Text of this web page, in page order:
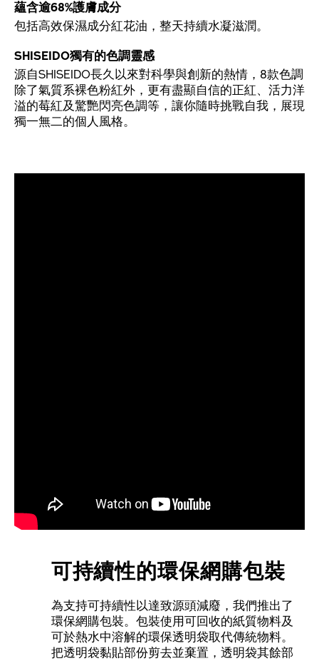
蘊含逾68%護膚成分
包括高效保濕成分紅花油，整天持續水凝滋潤。
SHISEIDO獨有的色調靈感
源自SHISEIDO長久以來對科學與創新的熱情，8款色調
除了氣質系裸色粉紅外，更有盡顯自信的正紅、活力洋
溢的莓紅及驚艷閃亮色調等，讓你隨時挑戰自我，展現
獨一無二的個人風格。
可持續性的環保網購包裝
為支持可持續性以達致源頭減廢，我們推出了
環保網購包裝。包裝使用可回收的紙質物料及
可於熱水中溶解的環保透明袋取代傳統物料。
把透明袋黏貼部份剪去並棄置，透明袋其餘部